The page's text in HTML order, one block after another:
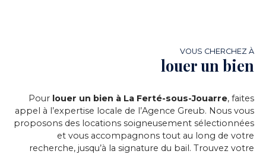
VOUS CHERCHEZ À
louer un bien
Pour louer un bien à La Ferté-sous-Jouarre, faites
appel à l’expertise locale de l’Agence Greub. Nous vous
proposons des locations soigneusement sélectionnées
et vous accompagnons tout au long de votre
recherche, jusqu’à la signature du bail. Trouvez votre